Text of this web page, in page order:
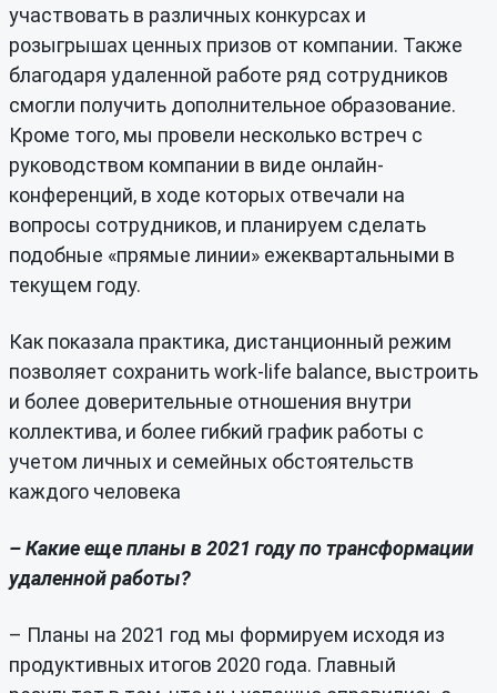
участвовать в различных конкурсах и
розыгрышах ценных призов от компании. Также
благодаря удаленной работе ряд сотрудников
смогли получить дополнительное образование.
Кроме того, мы провели несколько встреч с
руководством компании в виде онлайн-
конференций, в ходе которых отвечали на
вопросы сотрудников, и планируем сделать
подобные «прямые линии» ежеквартальными в
текущем году.
Как показала практика, дистанционный режим
позволяет сохранить work-life balance, выстроить
и более доверительные отношения внутри
коллектива, и более гибкий график работы с
учетом личных и семейных обстоятельств
каждого человека
– Какие еще планы в 2021 году по трансформации
удаленной работы?
– Планы на 2021 год мы формируем исходя из
продуктивных итогов 2020 года. Главный